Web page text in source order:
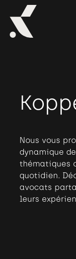
Nous vous
dynamique
thématiques
quotidien.
avocats
leurs